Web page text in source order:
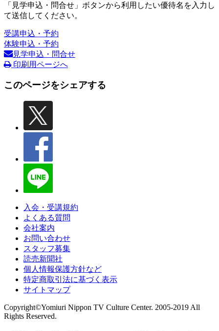
「見学申込・問合せ」ボタンから利用したい優待名を入力し
て送信してください。
受講申込・予約
体験申込・予約
見学申込・問合せ
印刷用ページへ
このページをシェアする
入会・受講規約
よくある質問
会社案内
お問い合わせ
スタッフ募集
読売新聞社
個人情報保護方針など
特定商取引法に基づく表示
サイトマップ
Copyright©Yomiuri Nippon TV Culture Center. 2005-2019 All
Rights Reserved.